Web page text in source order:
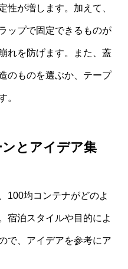
性が増します。加えて、
ップで固定できるものが
れを防げます。また、蓋
のものを選ぶか、テープ
。
とアイデア集
100均コンテナがどのよ
宿泊スタイルや目的によ
で、アイデアを参考にア